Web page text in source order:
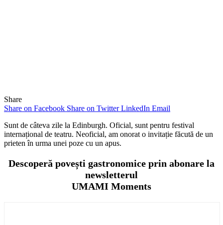
Share
Share on Facebook Share on Twitter LinkedIn Email
Sunt de câteva zile la Edinburgh. Oficial, sunt pentru festival
internațional de teatru. Neoficial, am onorat o invitație făcută de un
prieten în urma unei poze cu un apus.
Descoperă povești gastronomice prin abonare la
newsletterul
UMAMI Moments